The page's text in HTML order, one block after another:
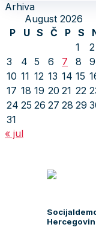
Arhiva
August 2026
P
U S Č P S
1
2
3
4 5 6 7 8
9
10 11 12 13 14 15
17 18 19 20 21 22
24 25 26 27 28 29
31
« jul